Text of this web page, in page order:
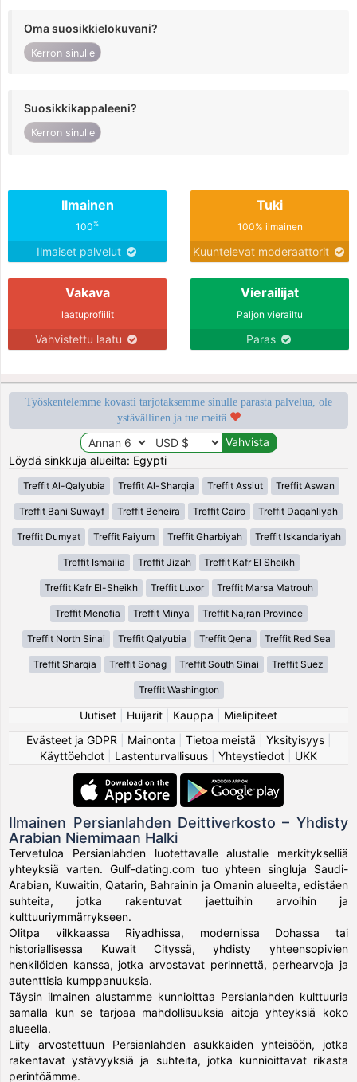
Oma suosikkielokuvani?
Kerron sinulle
Suosikkikappaleeni?
Kerron sinulle
Ilmainen
100%
Ilmaiset palvelut
Tuki
100% ilmainen
Kuuntelevat moderaattorit
Vakava
laatuprofiilit
Vahvistettu laatu
Vierailijat
Paljon vierailtu
Paras
Työskentelemme kovasti tarjotaksemme sinulle parasta palvelua, ole
ystävällinen ja tue meitä
Löydä sinkkuja alueilta: Egypti
Treffit Al-Qalyubia Treffit Al-Sharqia Treffit Assiut Treffit Aswan
Treffit Bani Suwayf Treffit Beheira Treffit Cairo Treffit Daqahliyah
Treffit Dumyat Treffit Faiyum Treffit Gharbiyah Treffit Iskandariyah
Treffit Ismailia Treffit Jizah Treffit Kafr El Sheikh
Treffit Kafr El-Sheikh Treffit Luxor Treffit Marsa Matrouh
Treffit Menofia Treffit Minya Treffit Najran Province
Treffit North Sinai Treffit Qalyubia Treffit Qena Treffit Red Sea
Treffit Sharqia Treffit Sohag Treffit South Sinai Treffit Suez
Treffit Washington
Uutiset Huijarit Kauppa
Mielipiteet
Evästeet ja GDPR
Mainonta Tietoa meistä Yksityisyys|
Käyttöehdot
Lastenturvallisuus Yhteystiedot UKK
Ilmainen Persianlahden Deittiverkosto – Yhdisty
Arabian Niemimaan Halki
Tervetuloa Persianlahden luotettavalle alustalle merkitykselliä
yhteyksiä varten. Gulf-dating.com tuo yhteen singluja Saudi-
Arabian, Kuwaitin, Qatarin, Bahrainin ja Omanin alueelta, edistäen
suhteita, jotka rakentuvat jaettuihin arvoihin ja
kulttuuriymmärrykseen.
Olitpa vilkkaassa Riyadhissa, modernissa Dohassa tai
historiallisessa Kuwait Cityssä, yhdisty yhteensopivien
henkilöiden kanssa, jotka arvostavat perinnettä, perhearvoja ja
autenttisia kumppanuuksia.
Täysin ilmainen alustamme kunnioittaa Persianlahden kulttuuria
samalla kun se tarjoaa mahdollisuuksia aitoja yhteyksiä koko
alueella.
Liity arvostettuun Persianlahden asukkaiden yhteisöön, jotka
rakentavat ystävyyksiä ja suhteita, jotka kunnioittavat rikasta
perintöämme.